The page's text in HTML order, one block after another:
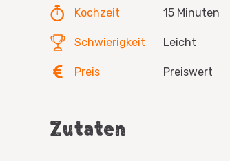
Kochzeit 15 Minuten
Schwierigkeit Leicht
Preis Preiswert
Zutaten